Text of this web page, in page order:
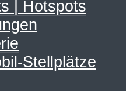
| Hotspots
Stellplätze